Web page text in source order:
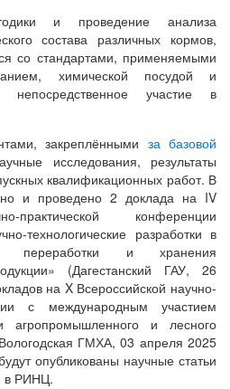
и проведение анализа
состава различных кормов,
со стандартами, применяемыми
химической посудой и
непосредственное участие в
закреплёнными за базовой
исследования, результаты
квалификационных работ. В
и проведено 2 доклада на IV
практической конференции
технологические разработки в
переработки и хранения
(Дагестанский ГАУ, 26
на X Всероссийской научно-
с международным участием
агропромышленного и лесного
ГМХА, 03 апреля 2025
опубликованы научные статьи
в РИНЦ.